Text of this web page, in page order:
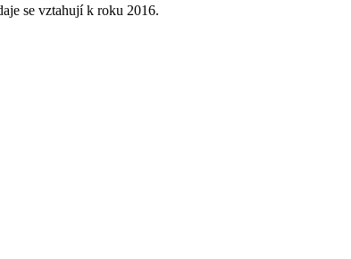
se vztahují k roku 2016.